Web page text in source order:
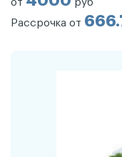
от
руб
Рассрочка от